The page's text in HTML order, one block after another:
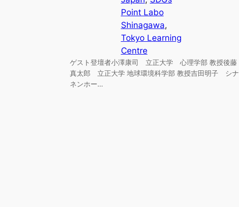
Point Labo
Shinagawa
Tokyo Learning
Centre
ゲスト登壇者小澤康司 立正大学 心理学部 教授後藤
真太郎 立正大学 地球環境科学部 教授吉田明子 シナ
ネンホー…